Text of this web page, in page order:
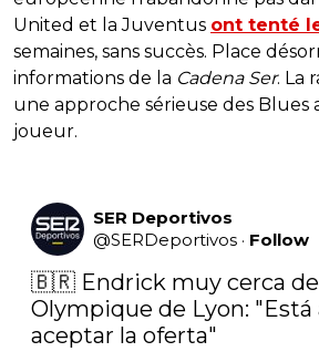
United et la Juventus ont tenté
semaines, sans succès. Place
informations de la Cadena Ser. La
une approche sérieuse des
joueur.
SER Deportivos
@SERDeportivos · Follow
🇧🇷 Endrick muy cerca de
Olympique de Lyon:
aceptar la oferta"